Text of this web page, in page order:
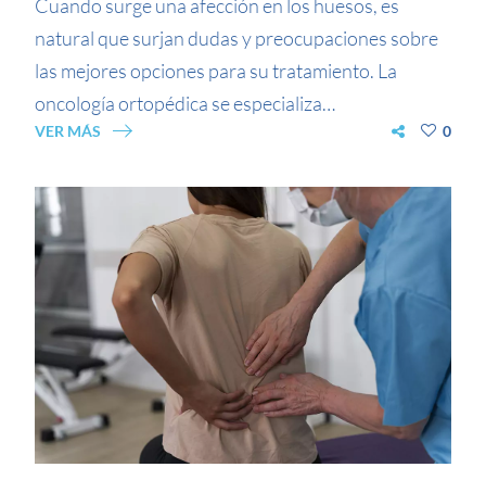
Cuando surge una afección en los huesos, es
natural que surjan dudas y preocupaciones sobre
las mejores opciones para su tratamiento. La
oncología ortopédica se especializa…
VER MÁS 0